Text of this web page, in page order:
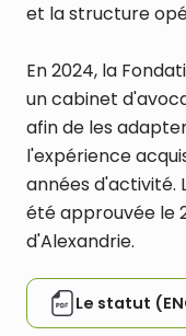
et la structure
En 2024, la
un cabinet
afin de les
l'expérience
années d'activité.
été approuvée le
d'Alexandrie.
Le statut